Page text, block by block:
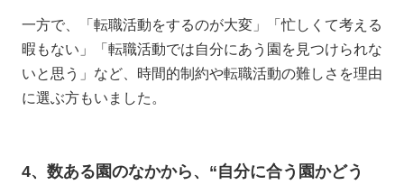
一方で、「転職活動をするのが大変」「忙しくて考える
暇もない」「転職活動では自分にあう園を見つけられな
いと思う」など、時間的制約や転職活動の難しさを理由
に選ぶ方もいました。
4、数ある園のなかから、“自分に合う園かどう